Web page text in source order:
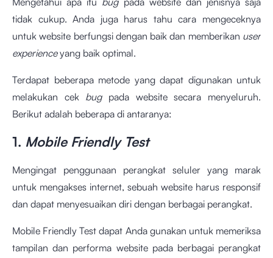
tidak cukup. Anda juga harus tahu cara mengeceknya
untuk website berfungsi dengan baik dan memberikan user
experienceyang baik optimal.
Terdapat beberapa metode yang dapat digunakan untuk
melakukan cek bugpada website secara menyeluruh.
Berikut adalah beberapa di antaranya:
1. Mobile Friendly Test
Mengingat penggunaan perangkat seluler yang marak
untuk mengakses internet, sebuah website harus responsif
dan dapat menyesuaikan diri dengan berbagai perangkat.
Mobile Friendly Test dapat Anda gunakan untuk memeriksa
tampilan dan performa website pada berbagai perangkat